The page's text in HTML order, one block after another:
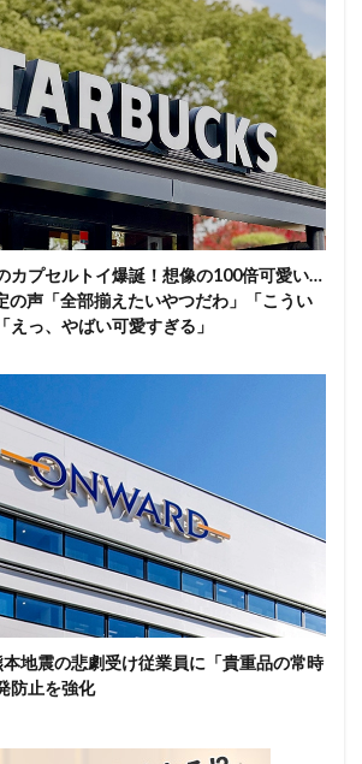
カプセルトイ爆誕！想像の100倍可愛い…
の声「全部揃えたいやつだわ」「こうい
えっ、やばい可愛すぎる」
地震の悲劇受け従業員に「貴重品の常時
防止を強化